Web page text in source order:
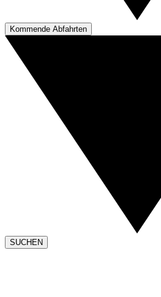
Kommende Abfahrten
SUCHEN